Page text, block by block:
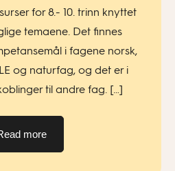
for 8.- 10. trinn knyttet
temaene. Det finnes
i fagene norsk,
og naturfag, og det er i
til andre fag. […]
more